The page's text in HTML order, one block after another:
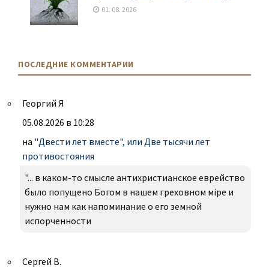
01. 08. 2026
ПОСЛЕДНИЕ КОММЕНТАРИИ
Георгий Я
05.08.2026 в 10:28
на "Двести лет вместе", или Две тысячи лет
противостояния
"... в каком-то смысле антихристианское еврейство
было попущено Богом в нашем греховном міре и
нужно нам как напоминание о его земной
испорченности
Сергей В.